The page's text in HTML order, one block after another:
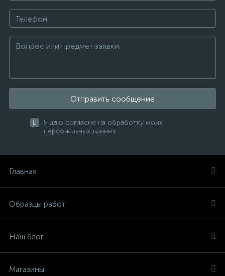
Отправить сообщение
Я даю согласие на обработку моих
персональных данных
Главная
Образцы работ
Наш блог
Магазины